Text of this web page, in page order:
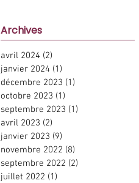
Archives
avril 2024 (2)
janvier 2024 (1)
décembre 2023 (1)
octobre 2023 (1)
septembre 2023 (1)
avril 2023 (2)
janvier 2023 (9)
novembre 2022 (8)
septembre 2022 (2)
juillet 2022 (1)